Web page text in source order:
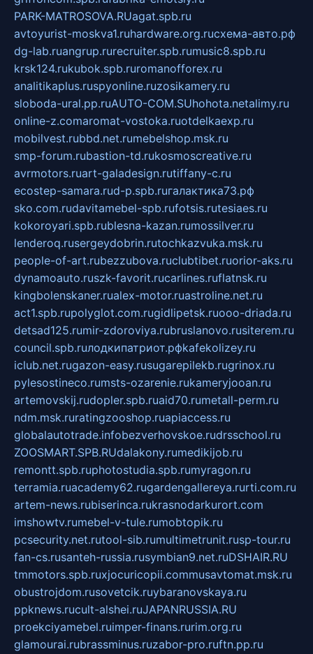
PARK-MATROSOVA.RUagat.spb.ru
avtoyurist-moskva1.ruhardware.org.ruсхема-авто.рф
dg-lab.ruangrup.rurecruiter.spb.rumusic8.spb.ru
krsk124.rukubok.spb.ruromanofforex.ru
analitikaplus.ruspyonline.ruzosikamery.ru
sloboda-ural.pp.ruAUTO-COM.SUhohota.netalimy.ru
online-z.comaromat-vostoka.ruotdelkaexp.ru
mobilvest.rubbd.net.rumebelshop.msk.ru
smp-forum.rubastion-td.rukosmoscreative.ru
avrmotors.ruart-galadesign.rutiffany-c.ru
ecostep-samara.rud-p.spb.ruгалактика73.рф
sko.com.rudavitamebel-spb.rufotsis.rutesiaes.ru
kokoroyari.spb.rublesna-kazan.rumossilver.ru
lenderoq.rusergeydobrin.rutochkazvuka.msk.ru
people-of-art.rubezzubova.ruclubtibet.ruorior-aks.ru
dynamoauto.ruszk-favorit.rucarlines.ruflatnsk.ru
kingbolenskaner.rualex-motor.ruastroline.net.ru
act1.spb.rupolyglot.com.rugidlipetsk.ruooo-driada.ru
detsad125.rumir-zdoroviya.rubruslanovo.rusiterem.ru
council.spb.ruлодкипатриот.рфkafekolizey.ru
iclub.net.rugazon-easy.rusugarepilekb.rugrinox.ru
pylesostineco.rumsts-ozarenie.rukameryjooan.ru
artemovskij.rudopler.spb.ruaid70.rumetall-perm.ru
ndm.msk.ruratingzooshop.ruapiaccess.ru
globalautotrade.infobezverhovskoe.rudrsschool.ru
ZOOSMART.SPB.RUdalakony.rumedikijob.ru
remontt.spb.ruphotostudia.spb.rumyragon.ru
terramia.ruacademy62.rugardengallereya.rurti.com.ru
artem-news.rubiserinca.rukrasnodarkurort.com
imshowtv.rumebel-v-tule.rumobtopik.ru
pcsecurity.net.rutool-sib.rumultimetrunit.rusp-tour.ru
fan-cs.rusanteh-russia.rusymbian9.net.ruDSHAIR.RU
tmmotors.spb.ruxjocuricopii.commusavtomat.msk.ru
obustrojdom.rusovetcik.ruybaranovskaya.ru
ppknews.rucult-alshei.ruJAPANRUSSIA.RU
proekciyamebel.ruimper-finans.rurim.org.ru
glamourai.rubrassminus.ruzabor-pro.ruftn.pp.ru